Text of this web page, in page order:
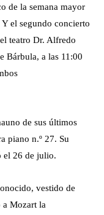
de la semana mayor
el segundo concierto
teatro Dr. Alfredo
Bárbula, a las 11:00
de sus últimos
piano n.º 27. Su
el 26 de julio.
vestido de
a Mozart la